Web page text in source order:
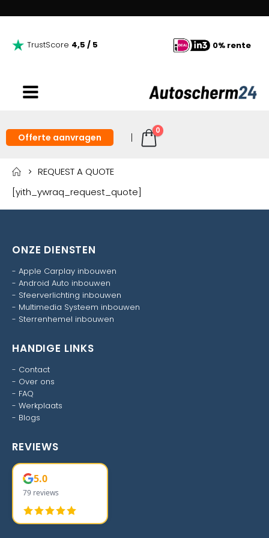
TrustScore 4,5 / 5 0% rente
Offerte aanvragen
0
REQUEST A QUOTE
[yith_ywraq_request_quote]
ONZE DIENSTEN
- Apple Carplay inbouwen
- Android Auto inbouwen
- Sfeerverlichting inbouwen
- Multimedia Systeem inbouwen
- Sterrenhemel inbouwen
HANDIGE LINKS
- Contact
- Over ons
- FAQ
- Werkplaats
- Blogs
REVIEWS
5.0
79 reviews